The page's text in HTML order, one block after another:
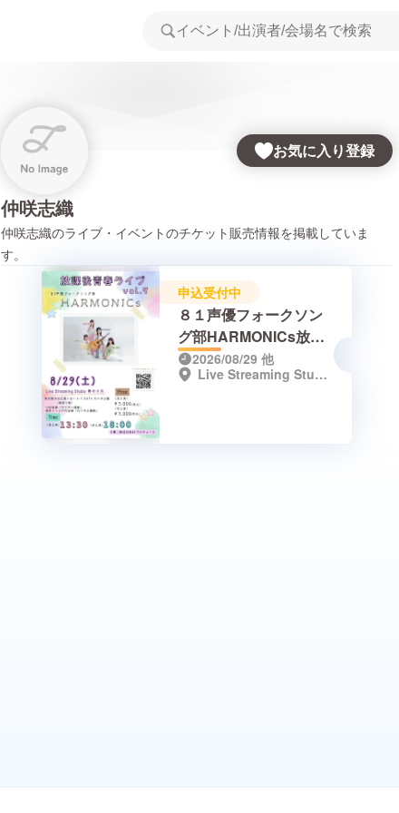
お気に入り登録
仲咲志織
仲咲志織のライブ・イベントのチケット販売情報を掲載していま
す。
申込受付中
８１声優フォークソン
グ部HARMONICs放課
後青春ライブvol.9
2026/08/29 他
Live Streaming Studio春の小川